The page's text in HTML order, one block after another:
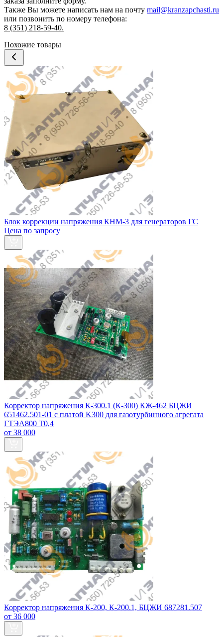
Также Вы можете написать нам на почту mail@kranzapchasti.ru
или позвонить по номеру телефона:
8 (351) 218-59-40.
Похожие товары
Блок коррекции напряжения КНМ-3 для генераторов ГС
Цена по запросу
Корректор напряжения К‑300.1 (К‑300) КЖ-462 БЦЖИ
651462.501-01 с платой K300 для газотурбинного агрегата
ГТЭА800 Т0,4
от 38 000
Корректор напряжения К-200, К-200.1, БЦЖИ 687281.507
от 36 000